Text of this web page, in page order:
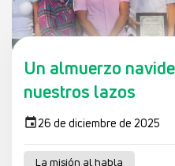
Un almuerzo
nuestros lazos
26 de diciembre de 2025
La misión al habla